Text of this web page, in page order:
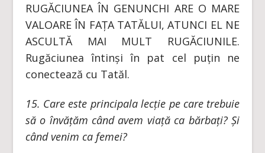
RUGĂCIUNEA ÎN GENUNCHI ARE O MARE
VALOARE ÎN FAȚA TATĂLUI, ATUNCI EL NE
ASCULTĂ MAI MULT RUGĂCIUNILE.
Rugăciunea întinși în pat cel puțin ne
conectează cu Tatăl.
15. Care este principala lecție pe care trebuie
să o învățăm când avem viață ca bărbați? Și
când venim ca femei?